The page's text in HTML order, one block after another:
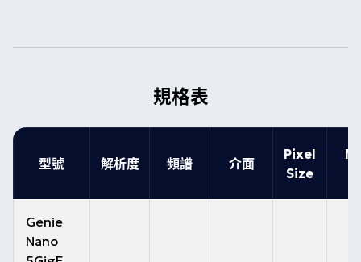
規格表
型號 解析度 頻譜 介面
Pixel
Size
Genie
Nano